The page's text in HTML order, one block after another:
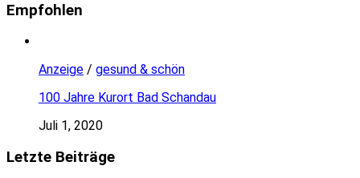
Empfohlen
Anzeige / gesund & schön
100 Jahre Kurort Bad Schandau
Juli 1, 2020
Letzte Beiträge